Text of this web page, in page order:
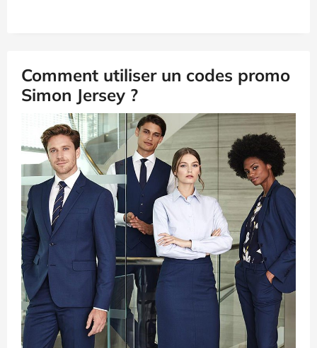
Comment utiliser un codes promo
Simon Jersey ?